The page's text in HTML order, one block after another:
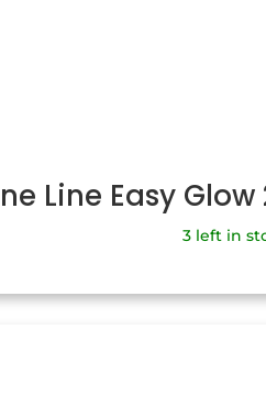
Line Easy Glow
3 left in